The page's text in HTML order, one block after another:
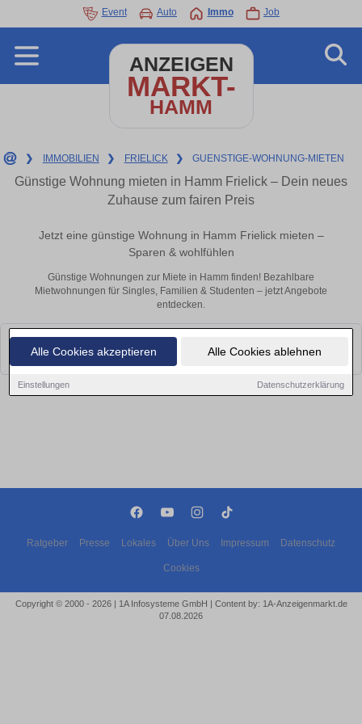
Alle Cookies akzeptieren Alle Cookies ablehnen
Einstellungen Datenschutzerklärung
Event Auto Immo Job
ANZEIGEN
MARKT-
HAMM
❯ IMMOBILIEN ❯ FRIELICK ❯ GUENSTIGE-WOHNUNG-MIETEN
Günstige Wohnung mieten in Hamm Frielick – Dein neues
Zuhause zum fairen Preis
Jetzt eine günstige Wohnung in Hamm Frielick mieten –
Sparen & wohlfühlen
Günstige Wohnungen zur Miete in Hamm finden! Bezahlbare
Mietwohnungen für Singles, Familien & Studenten – jetzt Angebote
entdecken.
Leider konnten wir derzeit keine passenden Objekte finden. Schauen Sie
bald wieder vorbei!
Ratgeber Presse Lokales Über Uns Impressum Datenschutz
Cookies
Copyright © 2000 - 2026 | 1A Infosysteme GmbH | Content by: 1A-Anzeigenmarkt.de
07.08.2026